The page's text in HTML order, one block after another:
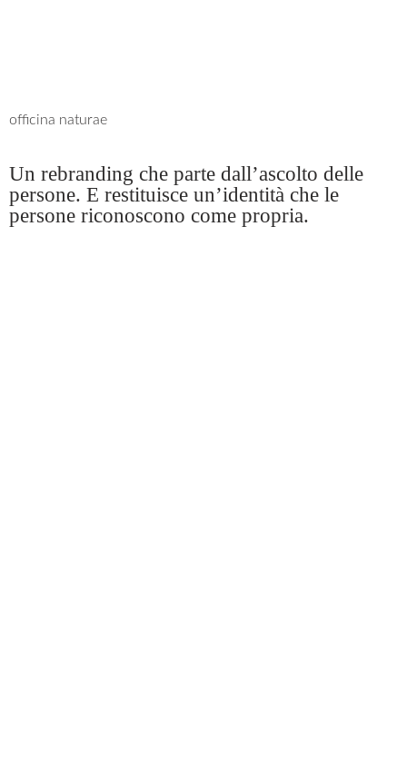
officina naturae
Un rebranding che parte dall’ascolto delle
persone. E restituisce un’identità che le
persone riconoscono come propria.